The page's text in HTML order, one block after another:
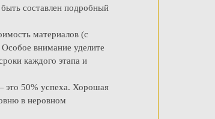
составлен подробный
материалов (с
внимание уделите
каждого этапа и
это 50% успеха. Хорошая
в неровном